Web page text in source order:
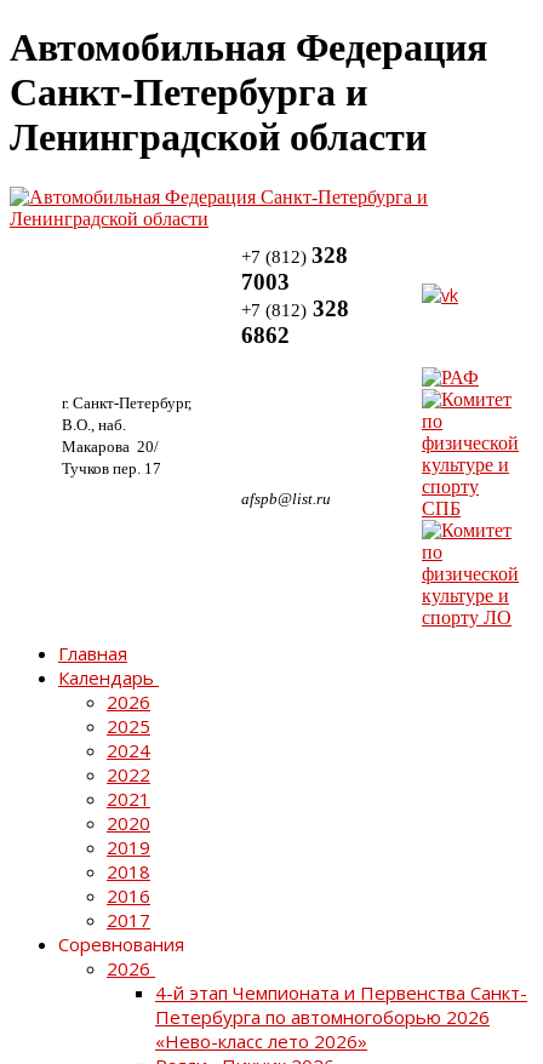
Автомобильная Федерация
Санкт-Петербурга и
Ленинградской области
г. Санкт-Петербург,
В.О., наб.
Макарова 20/
Тучков пер. 17
+7 (812) 328
7003
+7 (812) 328
6862
afspb@list.ru
Главная
Календарь
2026
2025
2024
2022
2021
2020
2019
2018
2016
2017
Соревнования
2026
4-й этап Чемпионата и Первенства Санкт-
Петербурга по автомногоборью 2026
«Нево-класс лето 2026»